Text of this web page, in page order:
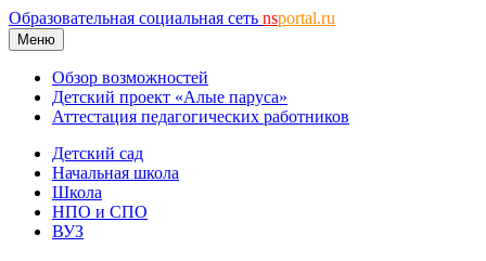
Образовательная социальная сеть nsportal.ru
Меню
Обзор возможностей
Детский проект «Алые паруса»
Аттестация педагогических работников
Детский сад
Начальная школа
Школа
НПО и СПО
ВУЗ